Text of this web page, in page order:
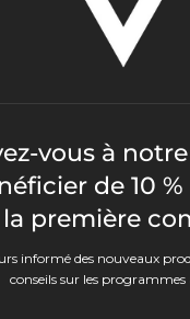
vous à
de 10
première
informé des nouveaux
conseils sur les programmes